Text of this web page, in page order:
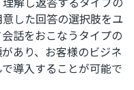
した回答の選択肢をユ
話をおこなうタイプの
あり、お客様のビジネ
導入することが可能で